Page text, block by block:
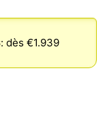
: dès €1.939